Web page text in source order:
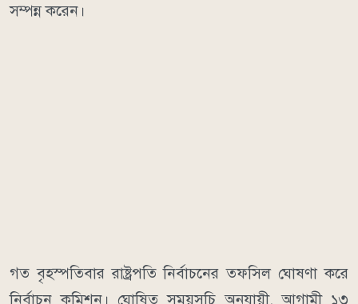
সম্পন্ন করেন।
গত বৃহস্পতিবার রাষ্ট্রপতি নির্বাচনের তফসিল ঘোষণা করে
নির্বাচন কমিশন। ঘোষিত সময়সূচি অনুযায়ী, আগামী ১৩